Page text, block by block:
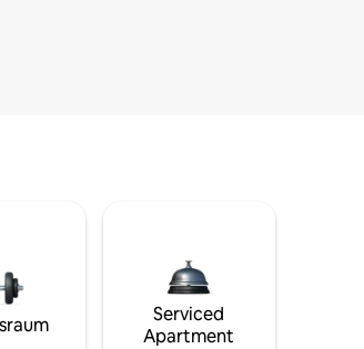
Serviced
Apartment